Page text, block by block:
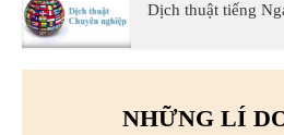
Dịch thuật tiếng
NHỮNG LÍ